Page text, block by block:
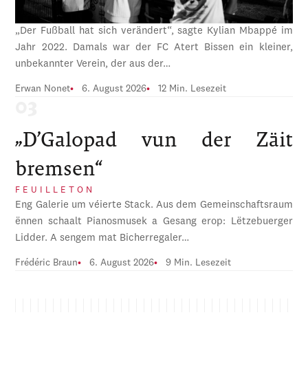
„Der Fußball hat sich verändert“, sagte Kylian Mbappé im
Jahr 2022. Damals war der FC Atert Bissen ein kleiner,
unbekannter Verein, der aus der…
Erwan Nonet 6. August 2026 12 Min. Lesezeit
„D’Galopad vun der Zäit
bremsen“
FEUILLETON
Eng Galerie um véierte Stack. Aus dem Gemeinschaftsraum
ënnen schaalt Pianosmusek a Gesang erop: Lëtzebuerger
Lidder. A sengem mat Bicherregaler…
Frédéric Braun 6. August 2026 9 Min. Lesezeit